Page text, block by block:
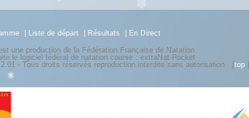
Liste de départ Résultats En Direct
une production de la Fédération Française de Natation
le logiciel fédéral de natation course : extraNat-Pocket
- Tous droits réservés reproduction interdite sans autorisation
top ]